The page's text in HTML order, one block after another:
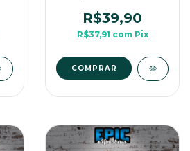
Grande Para RPG de
Mesa
R$39,90
R$37,91 com Pix